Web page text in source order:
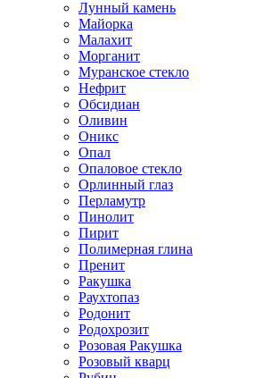
Лунный камень
Майорка
Малахит
Морганит
Муранское стекло
Нефрит
Обсидиан
Оливин
Оникс
Опал
Опаловое стекло
Орлинный глаз
Перламутр
Пинолит
Пирит
Полимерная глина
Пренит
Ракушка
Раухтопаз
Родонит
Родохрозит
Розовая Ракушка
Розовый кварц